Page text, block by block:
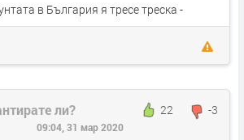
в България я тресе треска -
ли? 22 -3
09:04, 31 мар 2020